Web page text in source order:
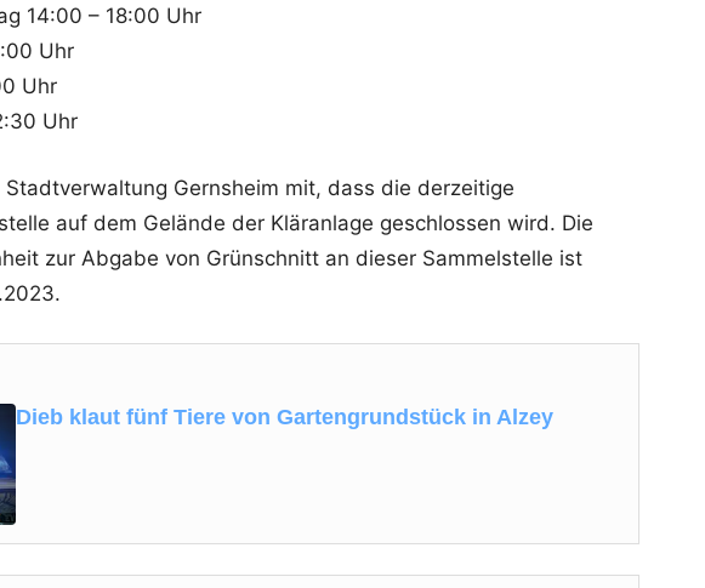
14:00 – 18:00 Uhr
Uhr
Uhr
Uhr
Gernsheim mit, dass die derzeitige
auf dem Gelände der Kläranlage geschlossen wird. Die
zur Abgabe von Grünschnitt an dieser Sammelstelle ist
Dieb klaut fünf Tiere von Gartengrundstück in Alzey